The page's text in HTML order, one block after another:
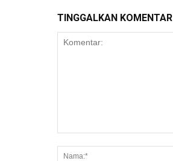
TINGGALKAN KOMENTAR